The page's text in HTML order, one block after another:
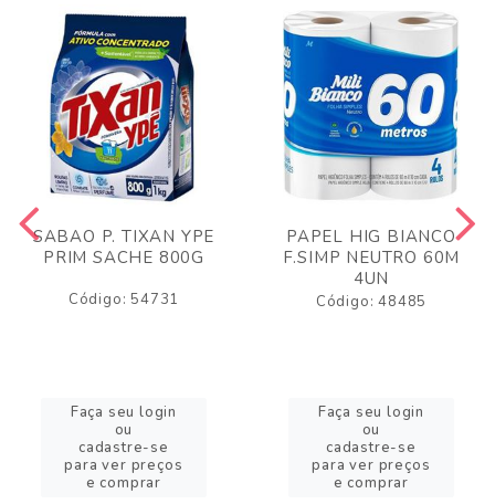
SABAO P. TIXAN YPE
PRIM SACHE 800G
Código: 54731
Faça seu login
ou
cadastre-se
para ver preços
e comprar
PAPEL HIG BIANCO
F.SIMP NEUTRO 60M
4UN
Código: 48485
Faça seu login
ou
cadastre-se
para ver preços
e comprar